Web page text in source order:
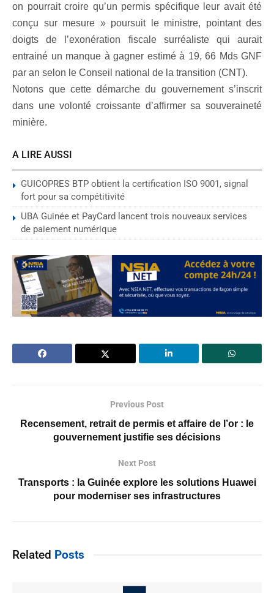
on pourrait croire qu’un permis spécifique leur avait été
conçu sur mesure » poursuit le ministre, pointant des
doigts de l’exonération fiscale surréaliste qui aurait
entrainé un manque à gagner estimé à 19, 66 Mds GNF
par an selon le Conseil national de la transition (CNT).
Notons que cette démarche du gouvernement s’inscrit
dans une volonté croissante d’affirmer sa souveraineté
minière.
A LIRE AUSSI
GUICOPRES BTP obtient la certification ISO 9001, signal
fort pour sa compétitivité
UBA Guinée et PayCard lancent trois nouveaux services
de paiement numérique
Previous Post
Recensement, retrait de permis et affaire de l’or : le
gouvernement justifie ses décisions
Next Post
Transports : la Guinée explore les solutions Huawei
pour moderniser ses infrastructures
Related Posts